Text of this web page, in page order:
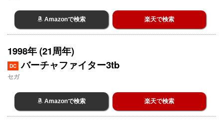
Amazonで検索 楽天で検索
1998年 (21周年)
DC バーチャファイター3tb
セガ
Amazonで検索 楽天で検索